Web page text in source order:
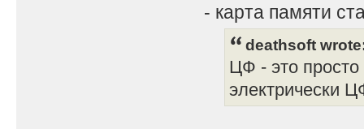
- карта памяти
deathsoft
ЦФ - это просто
электрически